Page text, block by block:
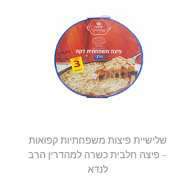
שלישיית פיצות משפחתיות קפואות
– פיצה חלבית כשרה למהדרין הרב
לנדא